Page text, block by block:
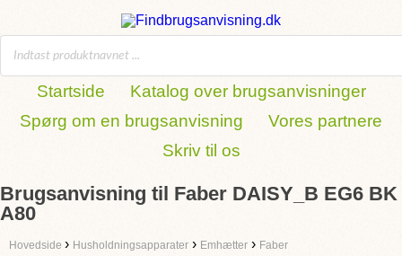
Startside
Katalog over brugsanvisninger
Spørg om en brugsanvisning
Vores partnere
Skriv til os
Brugsanvisning til Faber DAISY_B EG6 BK
A80
Hovedside › Husholdningsapparater › Emhætter › Faber